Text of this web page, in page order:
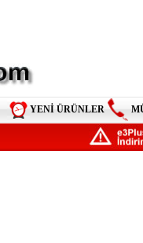
YENİ ÜRÜNLER